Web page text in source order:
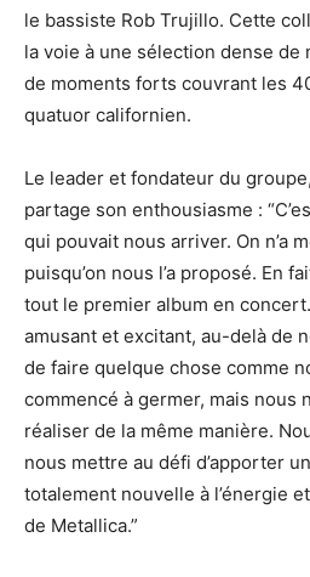
le bassiste Rob Trujillo. Cette
la voie à une sélection dense de
de moments forts couvrant les
quatuor californien.
Le leader et fondateur du
partage son enthousiasme :
qui pouvait nous arriver. On n’a
puisqu’on nous l’a proposé. En
tout le premier album en
amusant et excitant, au-delà de
de faire quelque chose comme
commencé à germer, mais nous
réaliser de la même manière.
nous mettre au défi d’apporter
totalement nouvelle à l’énergie
de Metallica.”